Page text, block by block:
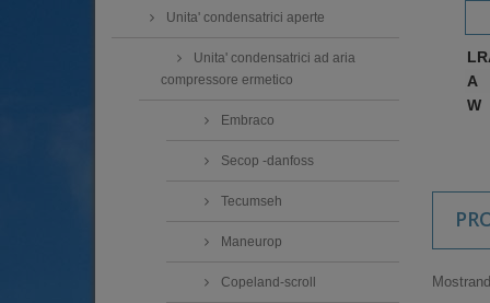
Unita' condensatrici aperte
Unita' condensatrici ad aria
compressore ermetico
Embraco
Secop -danfoss
Tecumseh
Maneurop
Copeland-scroll
A
W